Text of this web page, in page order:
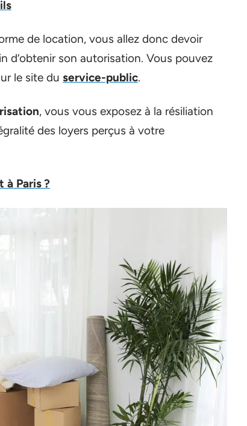
de location, vous allez donc devoir
d’obtenir son autorisation. Vous pouvez
le site du service-public.
, vous vous exposez à la résiliation
des loyers perçus à votre
Paris ?